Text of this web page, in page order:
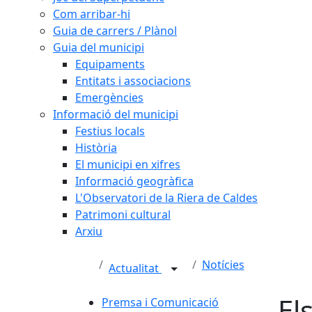
Com arribar-hi
Guia de carrers / Plànol
Guia del municipi
Equipaments
Entitats i associacions
Emergències
Informació del municipi
Festius locals
Història
El municipi en xifres
Informació geogràfica
L'Observatori de la Riera de Caldes
Patrimoni cultural
Arxiu
Actualitat Notícies
Premsa i Comunicació